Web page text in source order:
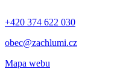
+420 374 622 030
obec@zachlumi.cz
Mapa webu